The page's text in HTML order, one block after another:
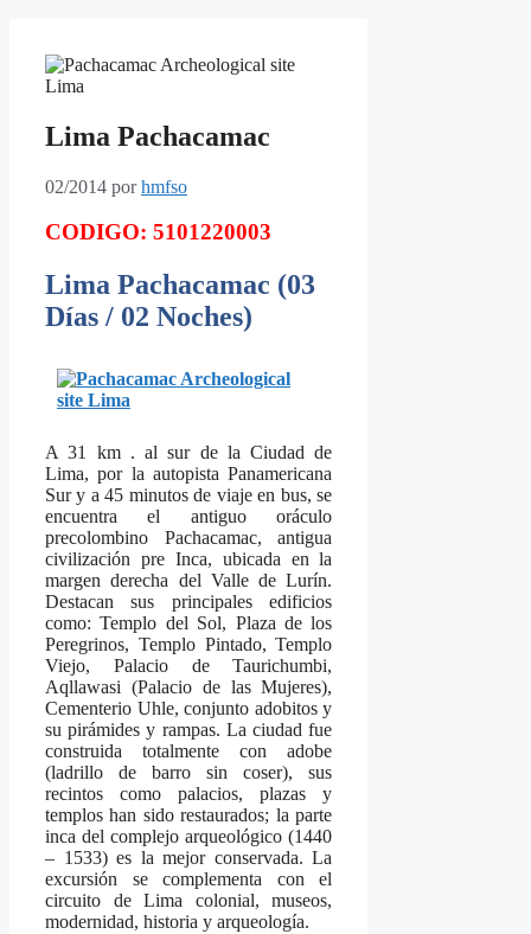
Lima Pachacamac
02/2014 porhmfso
CODIGO: 5101220003
Lima Pachacamac (03
Días / 02 Noches)
A 31 km . al sur de la Ciudad de
Lima, por la autopista Panamericana
Sur y a 45 minutos de viaje en bus, se
encuentra el antiguo oráculo
precolombino Pachacamac, antigua
civilización pre Inca, ubicada en la
margen derecha del Valle de Lurín.
Destacan sus principales edificios
como: Templo del Sol, Plaza de los
Peregrinos, Templo Pintado, Templo
Viejo, Palacio de Taurichumbi,
Aqllawasi (Palacio de las Mujeres),
Cementerio Uhle, conjunto adobitos y
su pirámides y rampas. La ciudad fue
construida totalmente con adobe
(ladrillo de barro sin coser), sus
recintos como palacios, plazas y
templos han sido restaurados; la parte
inca del complejo arqueológico (1440
– 1533) es la mejor conservada. La
excursión se complementa con el
circuito de Lima colonial, museos,
modernidad, historia y arqueología.